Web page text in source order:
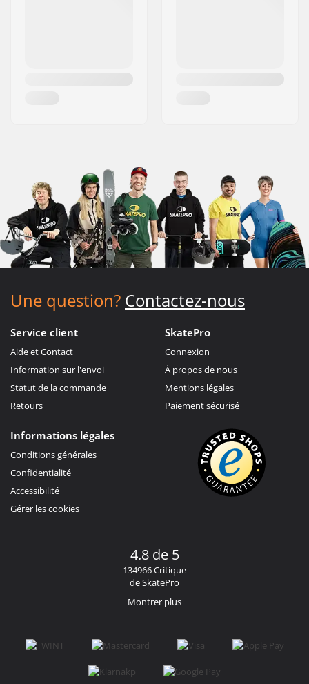
Une question? Contactez-nous
Service client
Aide et Contact
Information sur l'envoi
Statut de la commande
Retours
SkatePro
Connexion
À propos de nous
Mentions légales
Paiement sécurisé
Informations légales
Conditions générales
Confidentialité
Accessibilité
Gérer les cookies
4.8 de 5
134966 Critique
de SkatePro
Montrer plus